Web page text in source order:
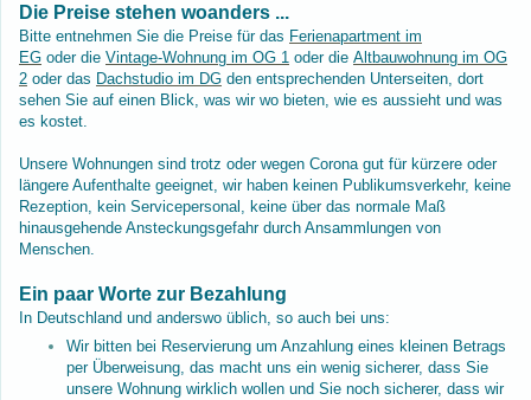
Die Preise stehen woanders ...
Bitte entnehmen Sie die Preise für das Ferienapartment im
EG oder die Vintage-Wohnung im OG 1 oder die Altbauwohnung im OG
2 oder das Dachstudio im DG den entsprechenden Unterseiten, dort
sehen Sie auf einen Blick, was wir wo bieten, wie es aussieht und was
es kostet.
Unsere Wohnungen sind trotz oder wegen Corona gut für kürzere oder
längere Aufenthalte geeignet, wir haben keinen Publikumsverkehr, keine
Rezeption, kein Servicepersonal, keine über das normale Maß
hinausgehende Ansteckungsgefahr durch Ansammlungen von
Menschen.
Ein paar Worte zur Bezahlung
In Deutschland und anderswo üblich, so auch bei uns:
Wir bitten bei Reservierung um Anzahlung eines kleinen Betrags
per Überweisung, das macht uns ein wenig sicherer, dass Sie
unsere Wohnung wirklich wollen und Sie noch sicherer, dass wir